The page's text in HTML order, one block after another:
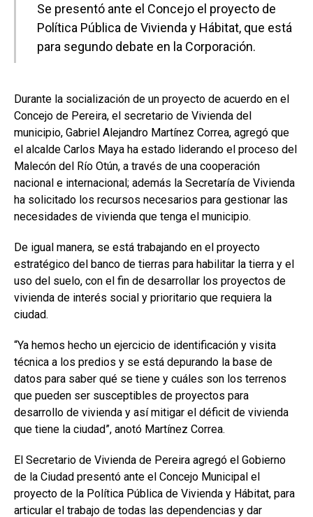
Se presentó ante el Concejo el proyecto de
Política Pública de Vivienda y Hábitat, que está
para segundo debate en la Corporación.
Durante la socialización de un proyecto de acuerdo en el
Concejo de Pereira, el secretario de Vivienda del
municipio, Gabriel Alejandro Martínez Correa, agregó que
el alcalde Carlos Maya ha estado liderando el proceso del
Malecón del Río Otún, a través de una cooperación
nacional e internacional; además la Secretaría de Vivienda
ha solicitado los recursos necesarios para gestionar las
necesidades de vivienda que tenga el municipio.
De igual manera, se está trabajando en el proyecto
estratégico del banco de tierras para habilitar la tierra y el
uso del suelo, con el fin de desarrollar los proyectos de
vivienda de interés social y prioritario que requiera la
ciudad.
“Ya hemos hecho un ejercicio de identificación y visita
técnica a los predios y se está depurando la base de
datos para saber qué se tiene y cuáles son los terrenos
que pueden ser susceptibles de proyectos para
desarrollo de vivienda y así mitigar el déficit de vivienda
que tiene la ciudad”, anotó Martínez Correa.
El Secretario de Vivienda de Pereira agregó el Gobierno
de la Ciudad presentó ante el Concejo Municipal el
proyecto de la Política Pública de Vivienda y Hábitat, para
articular el trabajo de todas las dependencias y dar